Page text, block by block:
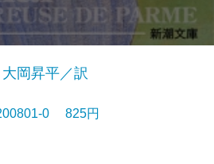
岡昇平／訳
0 825円